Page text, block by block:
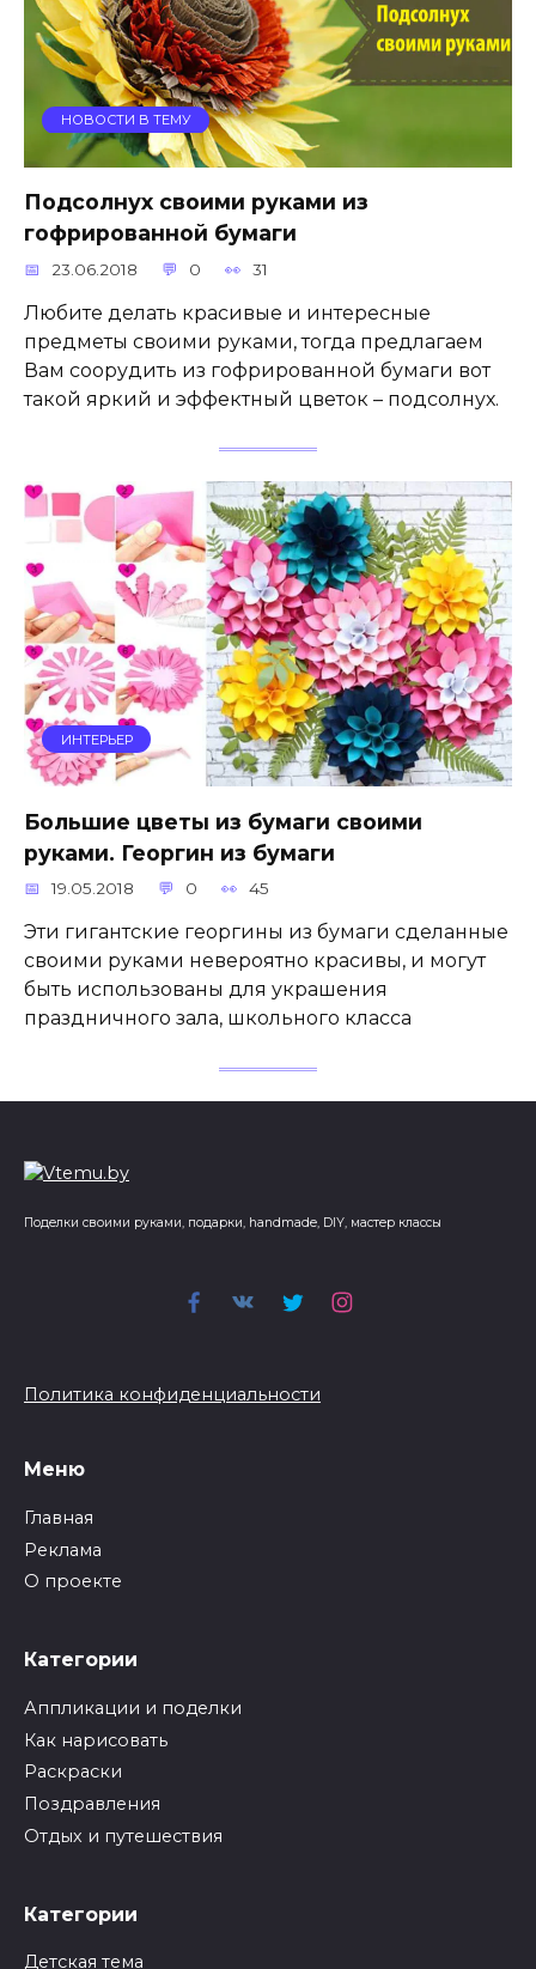
НОВОСТИ В ТЕМУ
Подсолнух своими руками из
гофрированной бумаги
23.06.2018 0 31
Любите делать красивые и интересные
предметы своими руками, тогда предлагаем
Вам соорудить из гофрированной бумаги вот
такой яркий и эффектный цветок – подсолнух.
ИНТЕРЬЕР
Большие цветы из бумаги своими
руками. Георгин из бумаги
19.05.2018 0 45
Эти гигантские георгины из бумаги сделанные
своими руками невероятно красивы, и могут
быть использованы для украшения
праздничного зала, школьного класса
Поделки своими руками, подарки, handmade, DIY, мастер классы
Политика конфиденциальности
Меню
Главная
Реклама
О проекте
Категории
Аппликации и поделки
Как нарисовать
Раскраски
Поздравления
Отдых и путешествия
Категории
Детская тема